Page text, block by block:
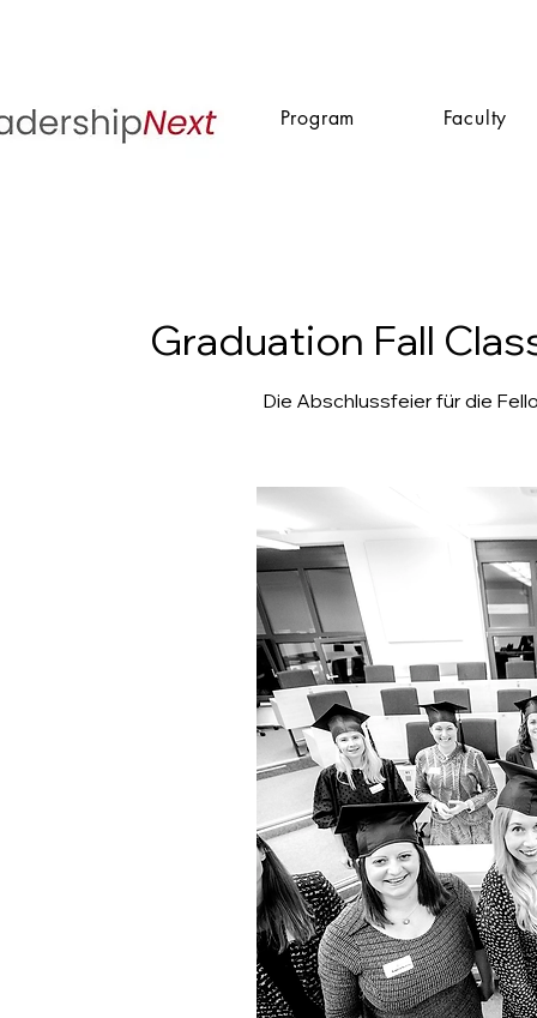
Program Faculty
Graduation Fall
Die Abschlussfeier für die